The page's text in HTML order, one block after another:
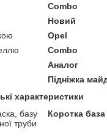
Combo
Новий
Opel
Combo
Аналог
Підніжка
характеристики
базу
труби
Коротка